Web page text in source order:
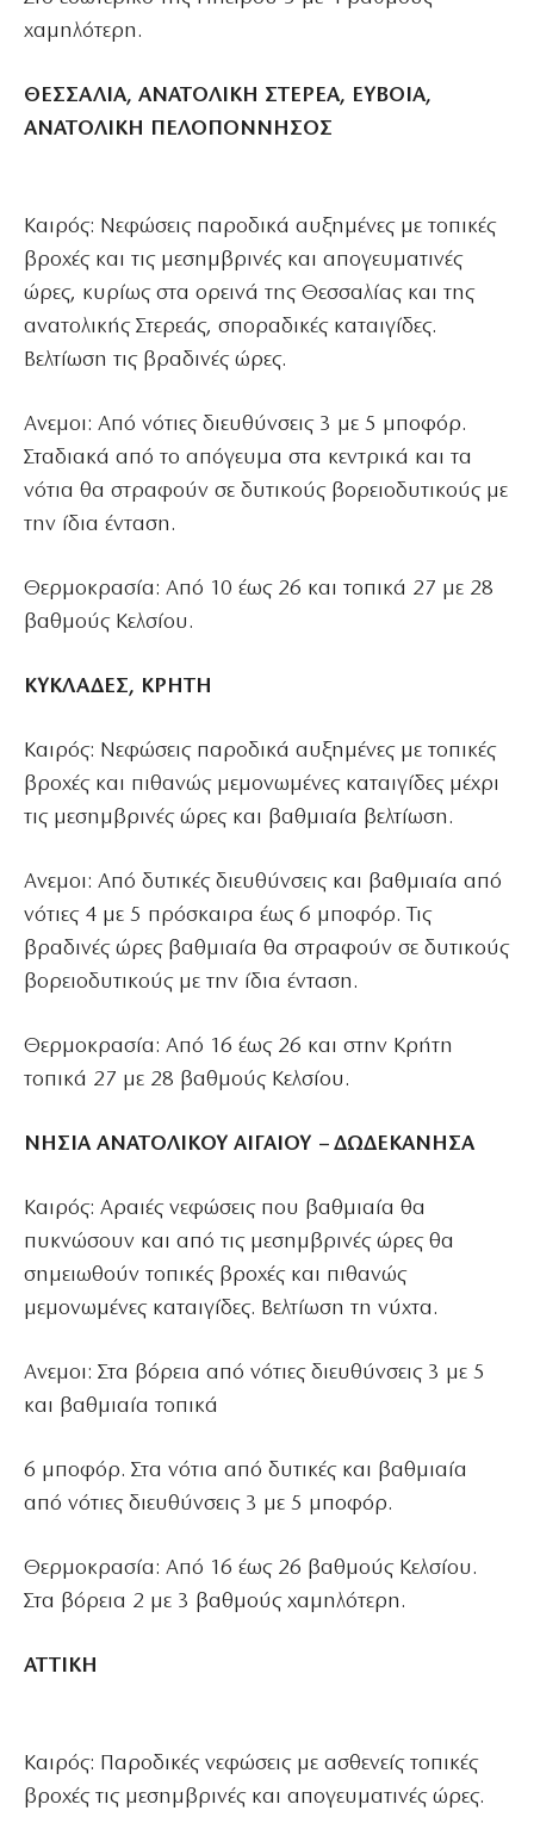
χαμηλότερη.
ΘΕΣΣΑΛΙΑ, ΑΝΑΤΟΛΙΚΗ ΣΤΕΡΕΑ, ΕΥΒΟΙΑ,
ΑΝΑΤΟΛΙΚΗ ΠΕΛΟΠΟΝΝΗΣΟΣ
Καιρός: Νεφώσεις παροδικά αυξημένες με τοπικές
βροχές και τις μεσημβρινές και απογευματινές
ώρες, κυρίως στα ορεινά της Θεσσαλίας και της
ανατολικής Στερεάς, σποραδικές καταιγίδες.
Βελτίωση τις βραδινές ώρες.
Ανεμοι: Από νότιες διευθύνσεις 3 με 5 μποφόρ.
Σταδιακά από το απόγευμα στα κεντρικά και τα
νότια θα στραφούν σε δυτικούς βορειοδυτικούς με
την ίδια ένταση.
Θερμοκρασία: Από 10 έως 26 και τοπικά 27 με 28
βαθμούς Κελσίου.
ΚΥΚΛΑΔΕΣ, ΚΡΗΤΗ
Καιρός: Νεφώσεις παροδικά αυξημένες με τοπικές
βροχές και πιθανώς μεμονωμένες καταιγίδες μέχρι
τις μεσημβρινές ώρες και βαθμιαία βελτίωση.
Ανεμοι: Από δυτικές διευθύνσεις και βαθμιαία από
νότιες 4 με 5 πρόσκαιρα έως 6 μποφόρ. Τις
βραδινές ώρες βαθμιαία θα στραφούν σε δυτικούς
βορειοδυτικούς με την ίδια ένταση.
Θερμοκρασία: Από 16 έως 26 και στην Κρήτη
τοπικά 27 με 28 βαθμούς Κελσίου.
ΝΗΣΙΑ ΑΝΑΤΟΛΙΚΟΥ ΑΙΓΑΙΟΥ – ΔΩΔΕΚΑΝΗΣΑ
Καιρός: Αραιές νεφώσεις που βαθμιαία θα
πυκνώσουν και από τις μεσημβρινές ώρες θα
σημειωθούν τοπικές βροχές και πιθανώς
μεμονωμένες καταιγίδες. Βελτίωση τη νύχτα.
Ανεμοι: Στα βόρεια από νότιες διευθύνσεις 3 με 5
και βαθμιαία τοπικά
6 μποφόρ. Στα νότια από δυτικές και βαθμιαία
από νότιες διευθύνσεις 3 με 5 μποφόρ.
Θερμοκρασία: Από 16 έως 26 βαθμούς Κελσίου.
Στα βόρεια 2 με 3 βαθμούς χαμηλότερη.
ΑΤΤΙΚΗ
Καιρός: Παροδικές νεφώσεις με ασθενείς τοπικές
βροχές τις μεσημβρινές και απογευματινές ώρες.